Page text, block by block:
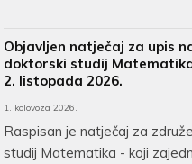
Objavljen natječaj za upis
doktorski studij
2. listopada 2026.
1. kolovoza 2026.
Raspisan je natječaj za
studij Matematika - koji